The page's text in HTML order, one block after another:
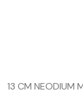
13 CM NEODIUM